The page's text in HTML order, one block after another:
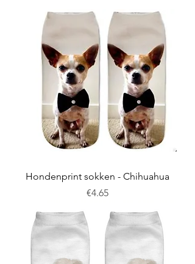
Hondenprint sokken - Chihuahua
Price
€4.65